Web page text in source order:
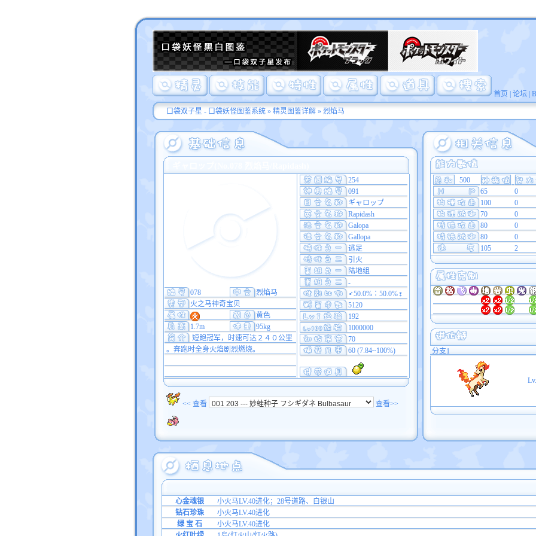
首页 论坛|
口袋双子星 - 口袋妖怪图鉴系统» 精灵图鉴详解» 烈焰马
254
091
ギャロップ
Rapidash
Galopa
Gallopa
逃足
引火
陆地组
-
♂50.0%∶50.0%♀
5120
192
1000000
70
60 (7.84~100%)
078
烈焰马
火之马神奇宝贝
黄色
1.7m
95kg
短跑冠军，时速可达２４０公里
。奔跑时全身火焰剧烈燃烧。
<< 查看 查看>>
500
65
0
100
0
70
0
80
0
80
0
105
2
分支1
心金魂银
小火马LV.40进化；28号道路、白银山
钻石珍珠
小火马LV.40进化
绿 宝 石
小火马LV.40进化